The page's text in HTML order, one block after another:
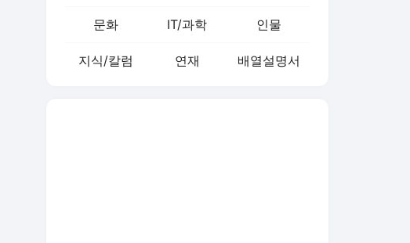
문화 IT/과학 인물
지식/칼럼 연재 배열설명서